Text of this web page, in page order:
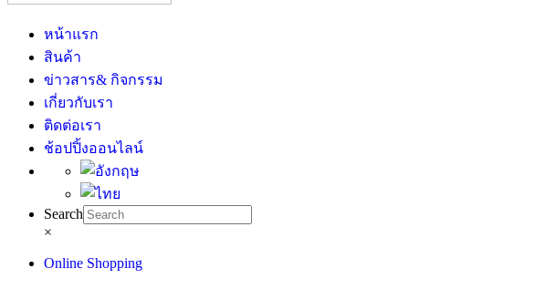
หน้าแรก
สินค้า
ข่าวสาร& กิจกรรม
เกี่ยวกับเรา
ติดต่อเรา
ช้อปปิ้งออนไลน์
Search
×
Online Shopping